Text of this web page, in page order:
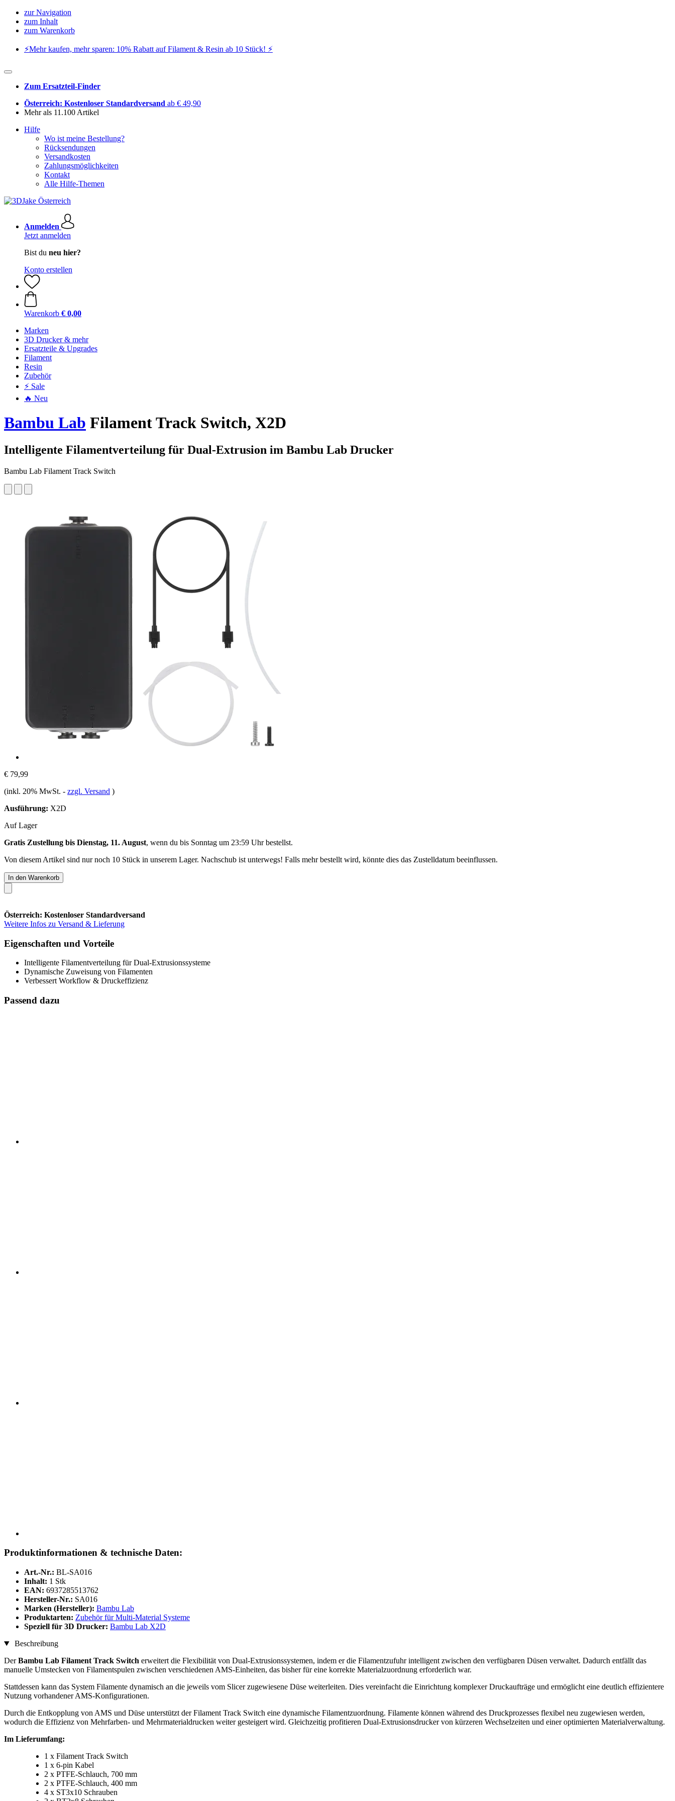
zur Navigation
zum Inhalt
zum Warenkorb
⚡️Mehr kaufen, mehr sparen: 10% Rabatt auf Filament & Resin ab 10 Stück! ⚡️
Zum Ersatzteil-Finder
Österreich: Kostenloser Standardversand ab € 49,90
Mehr als 11.100 Artikel
Hilfe
Wo ist meine Bestellung?
Rücksendungen
Versandkosten
Zahlungsmöglichkeiten
Kontakt
Alle Hilfe-Themen
Anmelden
Jetzt anmelden
Bist du neu hier?
Konto erstellen
Warenkorb € 0,00
Marken
3D Drucker & mehr
Ersatzteile & Upgrades
Filament
Resin
Zubehör
⚡ Sale
🔥 Neu
Bambu Lab Filament Track Switch, X2D
Intelligente Filamentverteilung für Dual-Extrusion im Bambu Lab Drucker
Bambu Lab Filament Track Switch
€ 79,99
(inkl. 20% MwSt. - zzgl. Versand )
Ausführung: X2D
Auf Lager
Gratis Zustellung bis Dienstag, 11. August, wenn du bis Sonntag um 23:59 Uhrbestellst.
Von diesem Artikel sind nur noch 10 Stück in unserem Lager. Nachschub ist unterwegs! Falls mehr bestellt wird, könnte dies das Zustelldatum beeinflussen.
In den Warenkorb
Österreich: Kostenloser Standardversand
Weitere Infos zu Versand & Lieferung
Eigenschaften und Vorteile
Intelligente Filamentverteilung für Dual-Extrusionssysteme
Dynamische Zuweisung von Filamenten
Verbessert Workflow & Druckeffizienz
Passend dazu
Produktinformationen & technische Daten:
Art.-Nr.: BL-SA016
Inhalt: 1 Stk
EAN: 6937285513762
Hersteller-Nr.: SA016
Marken (Hersteller): Bambu Lab
Produktarten: Zubehör für Multi-Material Systeme
Speziell für 3D Drucker: Bambu Lab X2D
Beschreibung
DerBambu Lab Filament Track Switch erweitert die Flexibilität von Dual-Extrusionssystemen, indem er die Filamentzufuhr intelligent zwischen den verfügbaren Düsen verwaltet. Dadurch entfällt das
manuelle Umstecken von Filamentspulen zwischen verschiedenen AMS-Einheiten, das bisher für eine korrekte Materialzuordnung erforderlich war.
Stattdessen kann das System Filamente dynamisch an die jeweils vom Slicer zugewiesene Düse weiterleiten. Dies vereinfacht die Einrichtung komplexer Druckaufträge und ermöglicht eine deutlich effizientere
Nutzung vorhandener AMS-Konfigurationen.
Durch die Entkopplung von AMS und Düse unterstützt der Filament Track Switch eine dynamische Filamentzuordnung. Filamente können während des Druckprozesses flexibel neu zugewiesen werden,
wodurch die Effizienz von Mehrfarben- und Mehrmaterialdrucken weiter gesteigert wird. Gleichzeitig profitieren Dual-Extrusionsdrucker von kürzeren Wechselzeiten und einer optimierten Materialverwaltung.
Im Lieferumfang:
1 x Filament Track Switch
1 x 6-pin Kabel
2 x PTFE-Schlauch, 700 mm
2 x PTFE-Schlauch, 400 mm
4 x ST3x10 Schrauben